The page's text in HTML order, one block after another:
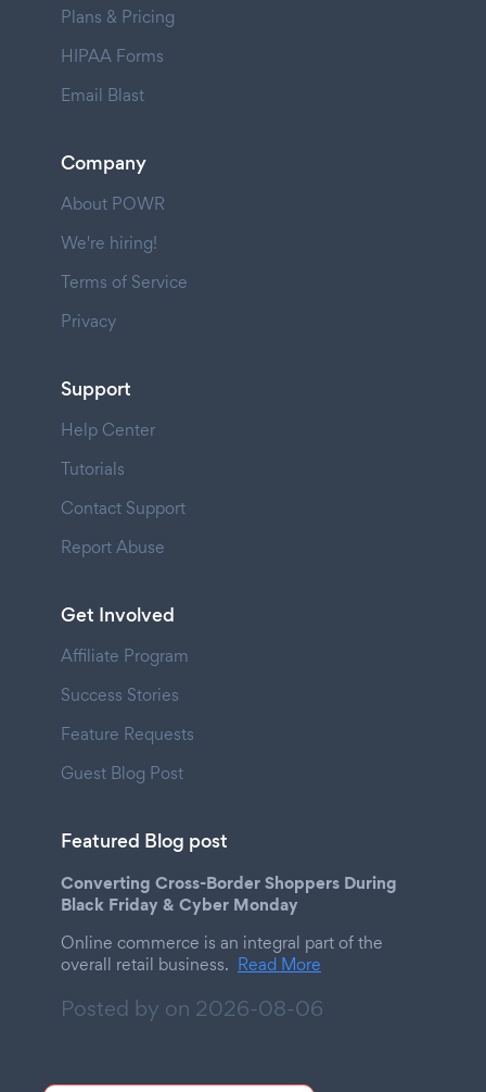
Plans & Pricing
HIPAA Forms
Email Blast
Company
About POWR
We're hiring!
Terms of Service
Privacy
Support
Help Center
Tutorials
Contact Support
Report Abuse
Get Involved
Affiliate Program
Success Stories
Feature Requests
Guest Blog Post
Featured Blog post
Converting Cross-Border Shoppers During
Black Friday & Cyber Monday
Online commerce is an integral part of the
overall retail business. Read More
Posted by on 2026-08-06